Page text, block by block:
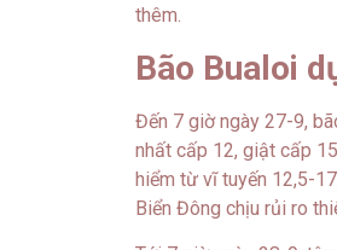
thêm.
Bão Bualoi
Đến 7 giờ ngày 27-9,
nhất cấp 12, giật cấp
hiểm từ vĩ tuyến 12,5-
Biển Đông chịu rủi ro